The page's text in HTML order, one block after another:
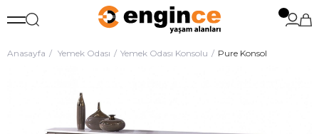
Anasayfa Yemek Odası Yemek Odası Konsolu Pure Konsol